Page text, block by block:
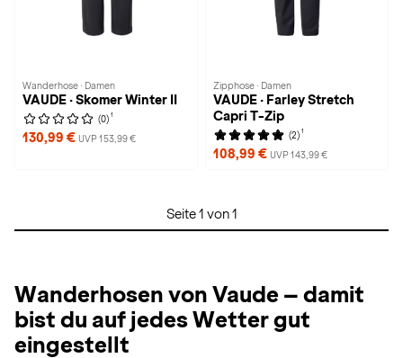
Wanderhose · Damen
VAUDE · Skomer Winter II
(0) 1
130,99 € UVP 153,99 €
Zipphose · Damen
VAUDE · Farley Stretch
Capri T-Zip
(2) 1
108,99 € UVP 143,99 €
Seite 1 von 1
Wanderhosen von Vaude – damit
bist du auf jedes Wetter gut
eingestellt